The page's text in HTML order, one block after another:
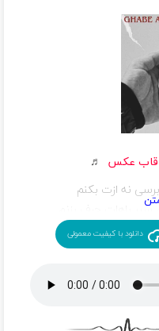
قاب عکس
♬
نه ازت بکنم
باهات حرف بزنم
سر
تو
دانلود با کیفیت معمولی